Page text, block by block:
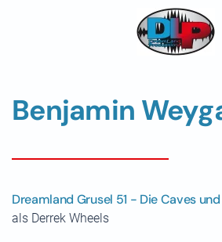
Skip to main content
Benjamin
Dreamland Grusel 51 - Die Caves
als Derrek Wheels